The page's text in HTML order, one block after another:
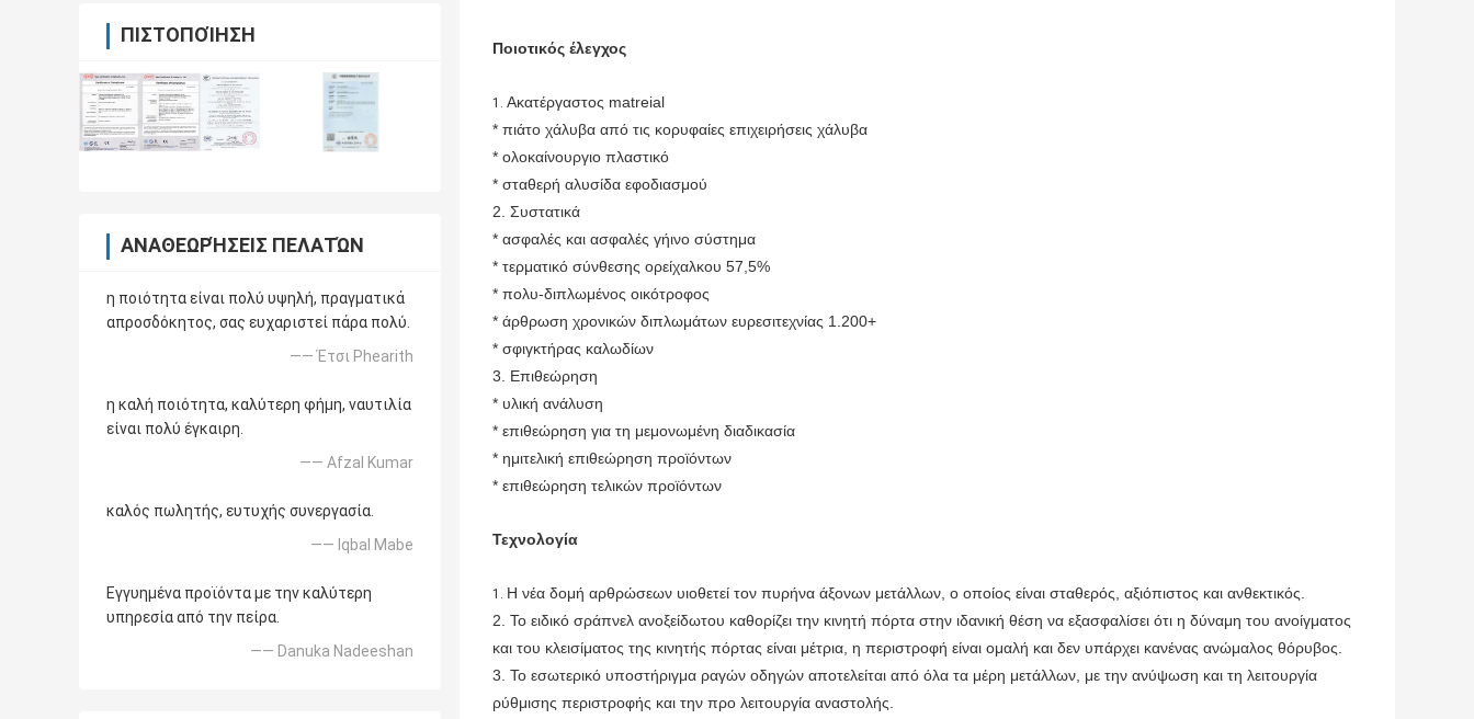
ΠΙΣΤΟΠΟΊΗΣΗ
ΑΝΑΘΕΩΡΉΣΕΙΣ ΠΕΛΑΤΏΝ
η ποιότητα είναι πολύ υψηλή, πραγματικά
απροσδόκητος, σας ευχαριστεί πάρα πολύ.
—— Έτσι Phearith
η καλή ποιότητα, καλύτερη φήμη, ναυτιλία
είναι πολύ έγκαιρη.
—— Afzal Kumar
καλός πωλητής, ευτυχής συνεργασία.
—— Iqbal Mabe
Εγγυημένα προϊόντα με την καλύτερη
υπηρεσία από την πείρα.
—— Danuka Nadeeshan
Ποιοτικός έλεγχος
1. Ακατέργαστος matreial
* πιάτο χάλυβα από τις κορυφαίες επιχειρήσεις χάλυβα
* ολοκαίνουργιο πλαστικό
* σταθερή αλυσίδα εφοδιασμού
2. Συστατικά
* ασφαλές και ασφαλές γήινο σύστημα
* τερματικό σύνθεσης ορείχαλκου 57,5%
* πολυ-διπλωμένος οικότροφος
* άρθρωση χρονικών διπλωμάτων ευρεσιτεχνίας 1.200+
* σφιγκτήρας καλωδίων
3. Επιθεώρηση
* υλική ανάλυση
* επιθεώρηση για τη μεμονωμένη διαδικασία
* ημιτελική επιθεώρηση προϊόντων
* επιθεώρηση τελικών προϊόντων
Τεχνολογία
1. Η νέα δομή αρθρώσεων υιοθετεί τον πυρήνα άξονων μετάλλων, ο οποίος είναι σταθερός, αξιόπιστος και ανθεκτικός.
2. Το ειδικό σράπνελ ανοξείδωτου καθορίζει την κινητή πόρτα στην ιδανική θέση να εξασφαλίσει ότι η δύναμη του ανοίγματος
και του κλεισίματος της κινητής πόρτας είναι μέτρια, η περιστροφή είναι ομαλή και δεν υπάρχει κανένας ανώμαλος θόρυβος.
3. Το εσωτερικό υποστήριγμα ραγών οδηγών αποτελείται από όλα τα μέρη μετάλλων, με την ανύψωση και τη λειτουργία
ρύθμισης περιστροφής και την προ λειτουργία αναστολής.